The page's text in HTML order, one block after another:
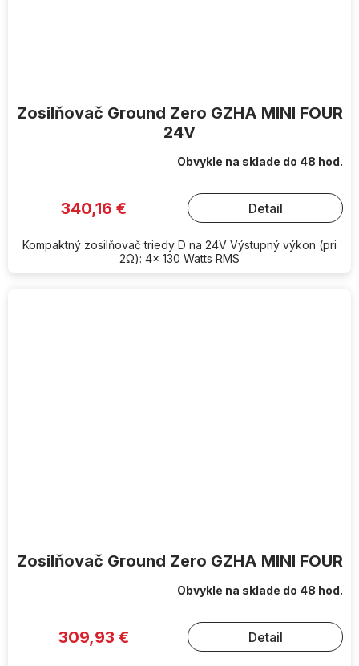
Zosilňovač Ground Zero GZHA MINI FOUR
24V
Obvykle na sklade do 48 hod.
340,16 € Detail
Kompaktný zosilňovač triedy D na 24V Výstupný výkon (pri
2Ω): 4x 130 Watts RMS
Zosilňovač Ground Zero GZHA MINI FOUR
Obvykle na sklade do 48 hod.
309,93 € Detail